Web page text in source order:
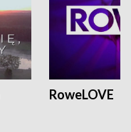
RoweLOVE